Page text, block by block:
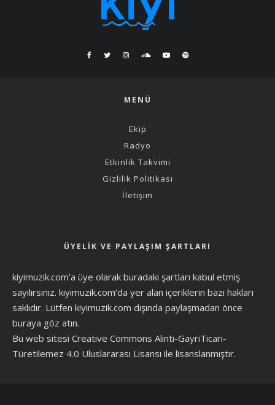
MENÜ
Ekip
Radyo
Etkinlik Takvimi
Gizlilik Politikası
İletişim
ÜYELIK VE PAYLAŞIM ŞARTLARI
kiyimuzik.com’a üye olarak buradaki şartları kabul etmiş
sayılırsınız. kiyimuzik.com’da yer alan içeriklerin bazı hakları
saklıdır. Lütfen kiyimuzik.com dışında paylaşmadan önce
buraya göz atın.
Bu web sitesi Creative Commons Alıntı-GayriTicari-
Türetilemez 4.0 Uluslararası Lisansı ile lisanslanmıştır.